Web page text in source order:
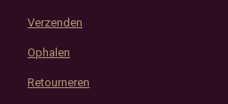
Verzenden
Ophalen
Retourneren